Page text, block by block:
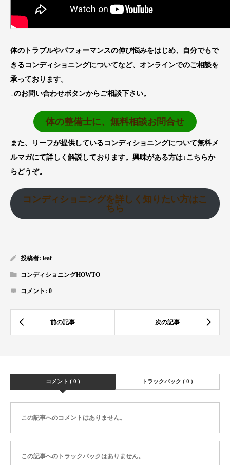
体のトラブルやパフォーマンスの伸び悩みをはじめ、自分でもで
きるコンディショニングについてなど、オンラインでのご相談を
承っております。
↓のお問い合わせボタンからご相談下さい。
体の整備士に、無料相談お問合せ
また、リーフが提供しているコンディショニングについて無料メ
ルマガにて詳しく解説しております。興味がある方は↓こちらか
らどうぞ。
コンディショニングを詳しく知りたい方はこ
ちら
投稿者: leaf
コンディショニングHOWTO
コメント: 0
コメント ( 0 ) トラックバック ( 0 )
この記事へのコメントはありません。
この記事へのトラックバックはありません。